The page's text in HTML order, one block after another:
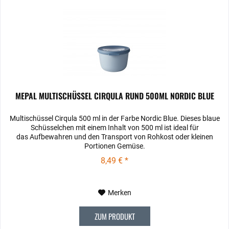
MEPAL MULTISCHÜSSEL CIRQULA RUND 500ML NORDIC BLUE
Multischüssel Cirqula 500 ml in der Farbe Nordic Blue. Dieses blaue
Schüsselchen mit einem Inhalt von 500 ml ist ideal für
das Aufbewahren und den Transport von Rohkost oder kleinen
Portionen Gemüse.
8,49 € *
Merken
ZUM PRODUKT